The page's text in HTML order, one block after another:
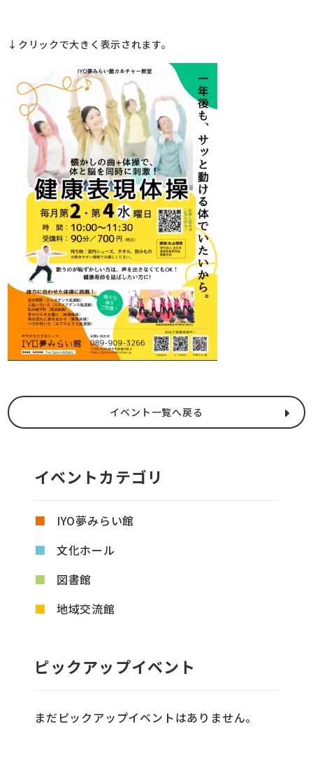
↓クリックで大きく表示されます。
イベント一覧へ戻る
イベントカテゴリ
IYO夢みらい館
文化ホール
図書館
地域交流館
ピックアップイベント
まだピックアップイベントはありません。